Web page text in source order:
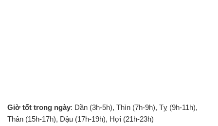
Giờ tốt trong ngày: Dần (3h-5h), Thìn (7h-9h), Tỵ (9h-11h),
Thân (15h-17h), Dậu (17h-19h), Hợi (21h-23h)